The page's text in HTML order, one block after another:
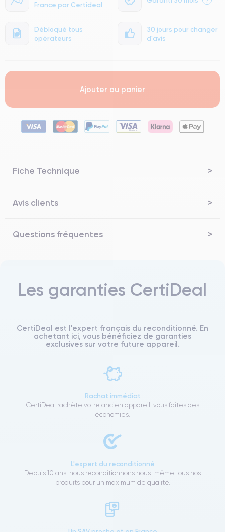
France par Certideal
Débloqué tous
opérateurs
30 jours pour changer
d'avis
Ajouter au panier
Fiche Technique
Avis clients
Questions fréquentes
Les garanties CertiDeal
CertiDeal est l'expert français du reconditionné. En
achetant ici, vous bénéficiez de garanties
exclusives sur votre future appareil.
Rachat immédiat
CertiDeal rachète votre ancien appareil, vous faites des
économies.
L'expert du reconditionné
Depuis 10 ans, nous reconditionnons nous-même tous nos
produits pour un maximum de qualité.